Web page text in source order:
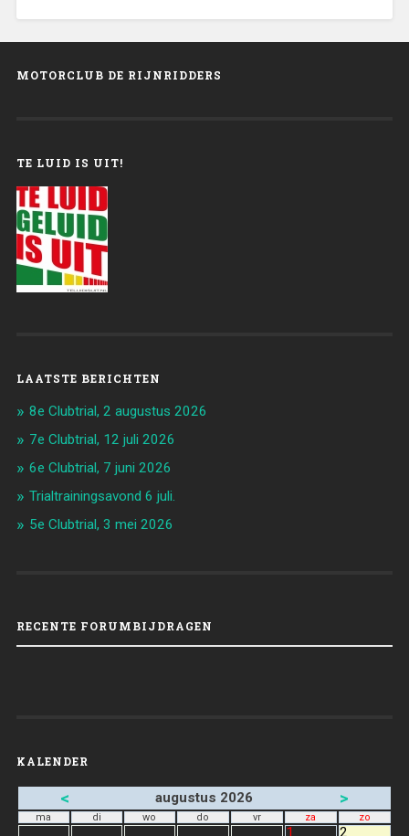
MOTORCLUB DE RIJNRIDDERS
TE LUID IS UIT!
LAATSTE BERICHTEN
8e Clubtrial, 2 augustus 2026
7e Clubtrial, 12 juli 2026
6e Clubtrial, 7 juni 2026
Trialtrainingsavond 6 juli.
5e Clubtrial, 3 mei 2026
RECENTE FORUMBIJDRAGEN
KALENDER
< augustus 2026 >
ma di wo do vr za zo
1 2